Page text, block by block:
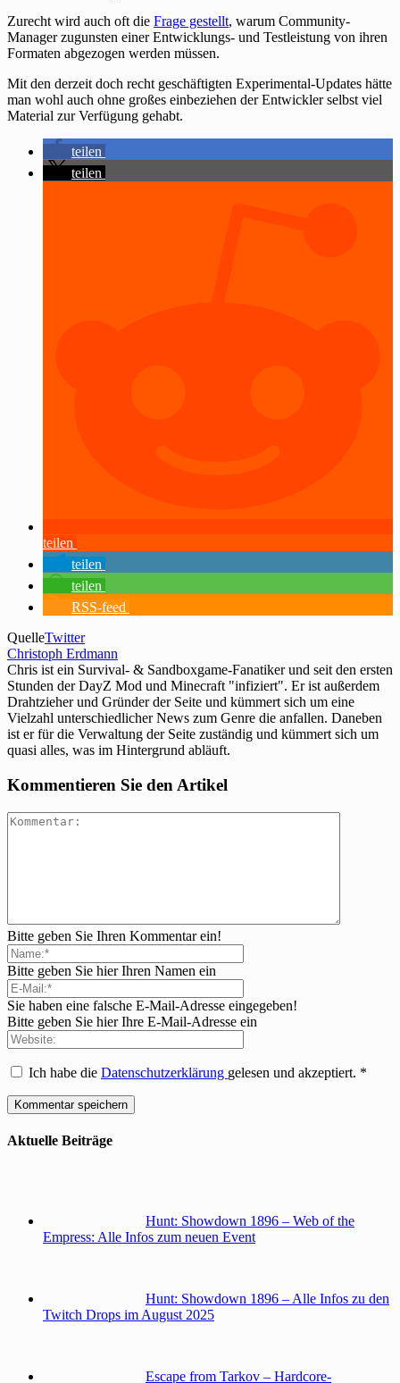
Zurecht wird auch oft die Frage gestellt, warum Community-
Manager zugunsten einer Entwicklungs- und Testleistung von ihren
Formaten abgezogen werden müssen.
Mit den derzeit doch recht geschäftigten Experimental-Updates hätte
man wohl auch ohne großes einbeziehen der Entwickler selbst viel
Material zur Verfügung gehabt.
teilen
teilen
teilen
teilen
teilen
RSS-feed
QuelleTwitter
Christoph Erdmann
Chris ist ein Survival- & Sandboxgame-Fanatiker und seit den ersten
Stunden der DayZ Mod und Minecraft "infiziert". Er ist außerdem
Drahtzieher und Gründer der Seite und kümmert sich um eine
Vielzahl unterschiedlicher News zum Genre die anfallen. Daneben
ist er für die Verwaltung der Seite zuständig und kümmert sich um
quasi alles, was im Hintergrund abläuft.
Kommentieren Sie den Artikel
Bitte geben Sie Ihren Kommentar ein!
Bitte geben Sie hier Ihren Namen ein
Sie haben eine falsche E-Mail-Adresse eingegeben!
Bitte geben Sie hier Ihre E-Mail-Adresse ein
Ich habe die Datenschutzerklärung gelesen und akzeptiert. *
Aktuelle Beiträge
Hunt: Showdown 1896 – Web of the
Empress: Alle Infos zum neuen Event
Hunt: Showdown 1896 – Alle Infos zu den
Twitch Drops im August 2025
Escape from Tarkov – Hardcore-